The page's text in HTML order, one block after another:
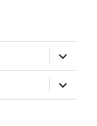
раскрыть
дочернее
меню
раскрыть
дочернее
меню